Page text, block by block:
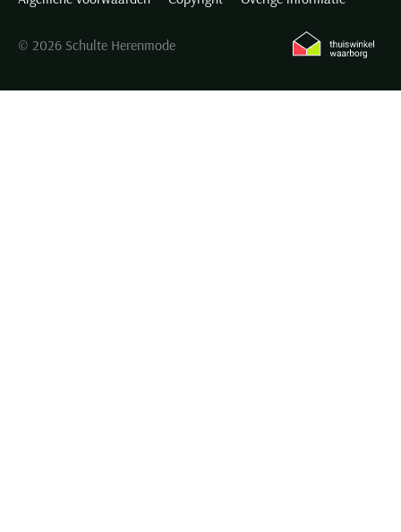
© 2026 Schulte Herenmode